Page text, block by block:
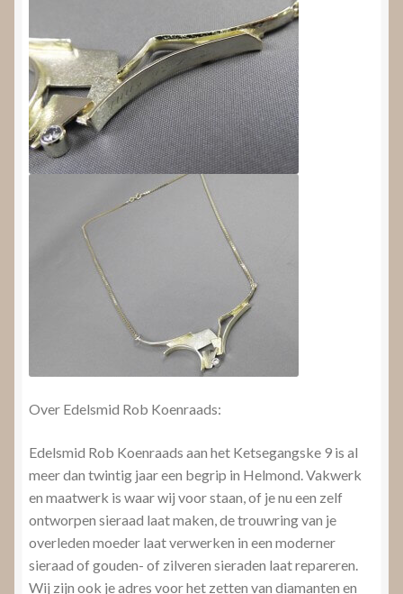
Over Edelsmid Rob Koenraads:
Edelsmid Rob Koenraads aan het Ketsegangske 9 is al
meer dan twintig jaar een begrip in Helmond. Vakwerk
en maatwerk is waar wij voor staan, of je nu een zelf
ontworpen sieraad laat maken, de trouwring van je
overleden moeder laat verwerken in een moderner
sieraad of gouden- of zilveren sieraden laat repareren.
Wij zijn ook je adres voor het zetten van diamanten en